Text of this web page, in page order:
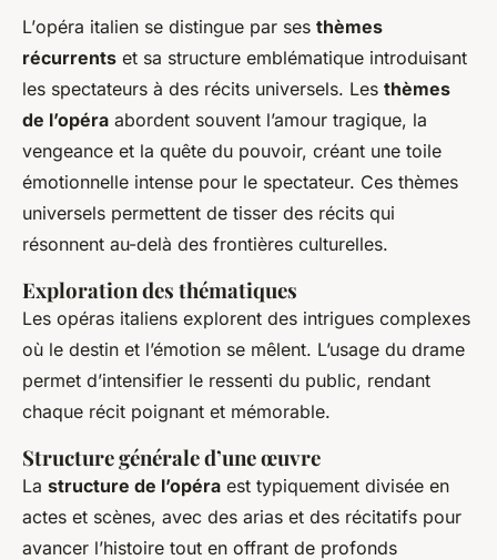
L’opéra italien se distingue par ses thèmes
récurrents et sa structure emblématique introduisant
les spectateurs à des récits universels. Les thèmes
de l’opéra abordent souvent l’amour tragique, la
vengeance et la quête du pouvoir, créant une toile
émotionnelle intense pour le spectateur. Ces thèmes
universels permettent de tisser des récits qui
résonnent au-delà des frontières culturelles.
Exploration des thématiques
Les opéras italiens explorent des intrigues complexes
où le destin et l’émotion se mêlent. L’usage du drame
permet d’intensifier le ressenti du public, rendant
chaque récit poignant et mémorable.
Structure générale d’une œuvre
La structure de l’opéra est typiquement divisée en
actes et scènes, avec des arias et des récitatifs pour
avancer l’histoire tout en offrant de profonds